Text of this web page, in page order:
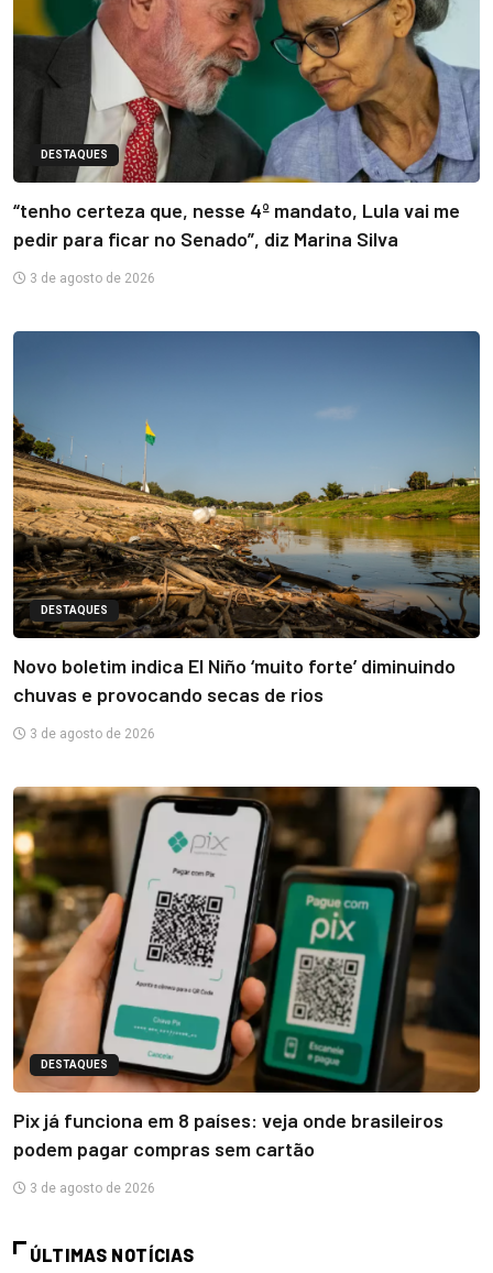
DESTAQUES
“tenho certeza que, nesse 4º mandato, Lula vai me
pedir para ficar no Senado”, diz Marina Silva
3 de agosto de 2026
DESTAQUES
Novo boletim indica El Niño ‘muito forte’ diminuindo
chuvas e provocando secas de rios
3 de agosto de 2026
DESTAQUES
Pix já funciona em 8 países: veja onde brasileiros
podem pagar compras sem cartão
3 de agosto de 2026
ÚLTIMAS NOTÍCIAS